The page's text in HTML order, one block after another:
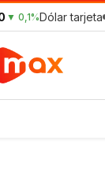
▼ 0,1%Dólar tarjeta